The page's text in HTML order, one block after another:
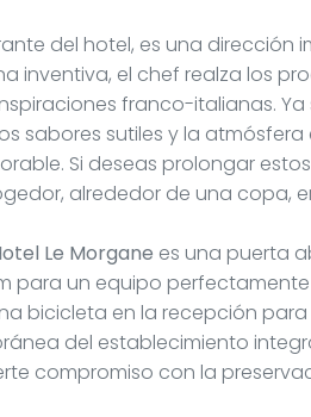
del hotel, es una dirección
inventiva, el chef realza los
franco-italianas.
sabores sutiles y la
Si deseas prolongar
alrededor de una copa,
Le Morgane es una puerta
para un equipo
bicicleta en la recepción
del establecimiento
compromiso con la